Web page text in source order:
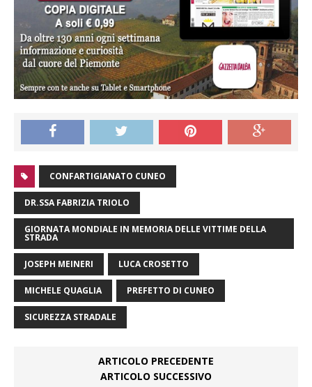
CONFARTIGIANATO CUNEO
DR.SSA FABRIZIA TRIOLO
GIORNATA MONDIALE IN MEMORIA DELLE VITTIME DELLA
STRADA
JOSEPH MEINERI LUCA CROSETTO
MICHELE QUAGLIA PREFETTO DI CUNEO
SICUREZZA STRADALE
ARTICOLO PRECEDENTE
ARTICOLO SUCCESSIVO